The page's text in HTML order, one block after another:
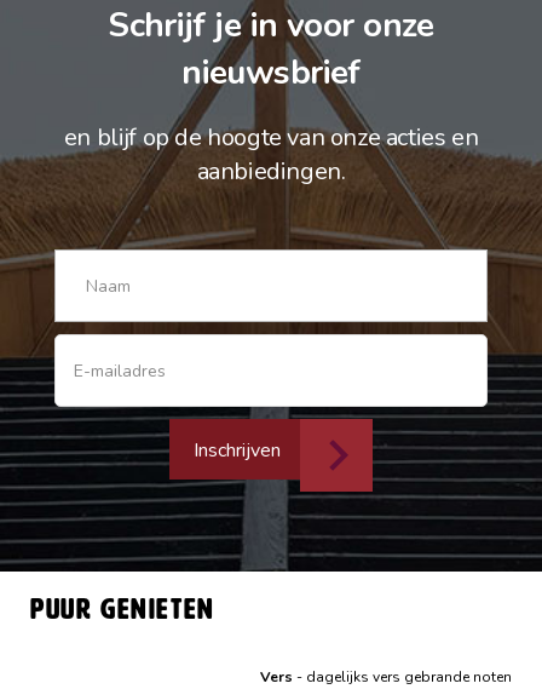
Schrijf je in voor onze
nieuwsbrief
en blijf op de hoogte van onze acties en
aanbiedingen.
Inschrijven
Puur genieten
Vers - dagelijks vers gebrande noten